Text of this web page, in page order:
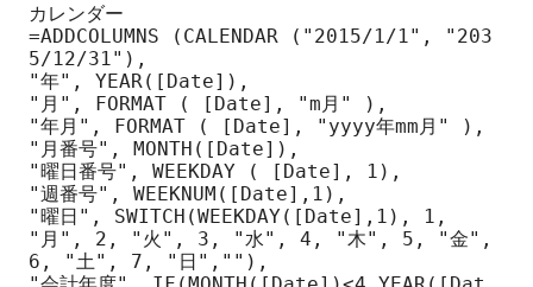
カレンダー
=ADDCOLUMNS (CALENDAR ("2015/1/1", "203
5/12/31"),
"年", YEAR([Date]),
"月", FORMAT ( [Date], "m月" ),
"年月", FORMAT ( [Date], "yyyy年mm月" ),
"月番号", MONTH([Date]),
"曜日番号", WEEKDAY ( [Date], 1),
"週番号", WEEKNUM([Date],1),
"曜日", SWITCH(WEEKDAY([Date],1), 1,
"月", 2, "火", 3, "水", 4, "木", 5, "金",
6, "土", 7, "日",""),